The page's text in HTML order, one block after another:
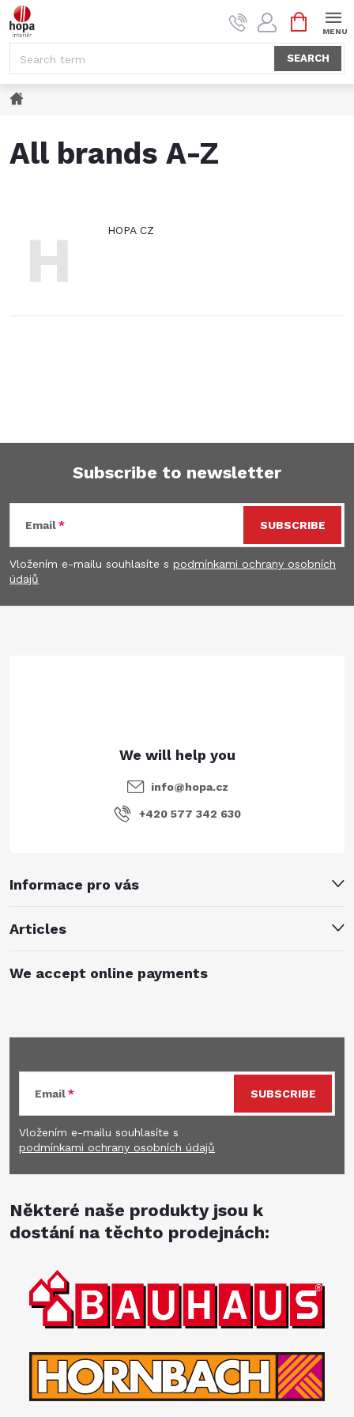
Skip
to
SEARCH
CART
All brands A-Z
H HOPA CZ
F
o
o
Subscribe to newsletter
Email
Vložením e-mailu souhlasíte s podmínkami ochrany osobních
údajů
SUBSCRIBE
Informace pro vás
Articles
info@hopa.cz
+420 577 342 630
We accept online payments
Email
Vložením e-mailu souhlasíte s
podmínkami ochrany osobních údajů
SUBSCRIBE
Některé naše produkty jsou k
dostání na těchto prodejnách: